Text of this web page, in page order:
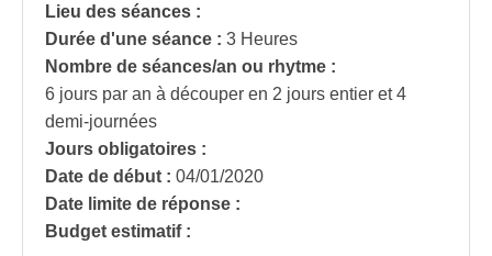
Lieu des séances :
Durée d'une séance : 3 Heures
Nombre de séances/an ou rhytme :
6 jours par an à découper en 2 jours entier et 4
demi-journées
Jours obligatoires :
Date de début : 04/01/2020
Date limite de réponse :
Budget estimatif :